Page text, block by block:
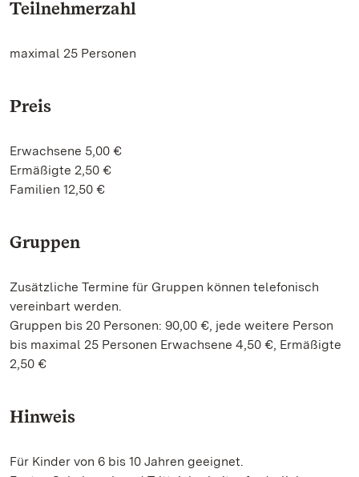
Teilnehmerzahl
maximal 25 Personen
Preis
Erwachsene 5,00 €
Ermäßigte 2,50 €
Familien 12,50 €
Gruppen
Zusätzliche Termine für Gruppen können telefonisch
vereinbart werden.
Gruppen bis 20 Personen: 90,00 €, jede weitere Person
bis maximal 25 Personen Erwachsene 4,50 €, Ermäßigte
2,50 €
Hinweis
Für Kinder von 6 bis 10 Jahren geeignet.